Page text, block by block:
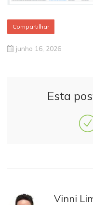
Compartilhar
junho 16, 2026
Esta
Vinni